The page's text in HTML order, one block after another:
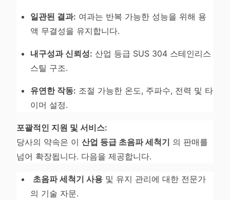
일관된 결과: 여과는 반복 가능한 성능을 위해 용
액 무결성을 유지합니다.
내구성과 신뢰성: 산업 등급 SUS 304 스테인리스
스틸 구조.
유연한 작동: 조절 가능한 온도, 주파수, 전력 및 타
이머 설정.
포괄적인 지원 및 서비스:
당사의 약속은 이 산업 등급 초음파 세척기 의 판매를
넘어 확장됩니다. 다음을 제공합니다.
초음파 세척기 사용 및 유지 관리에 대한 전문가
의 기술 자문.